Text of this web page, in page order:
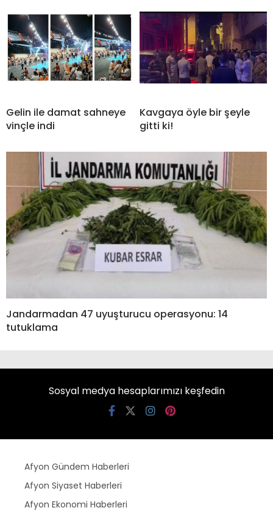
Gelin ile damat sahneye
vinçle indi
Kavgaya öyle bir şeyle
gitti ki!
Jandarmadan 47 uyuşturucu operasyonu: 14
tutuklama
Sosyal medya hesaplarımızı keşfedin
Afyon Gündem Haberleri
Afyon Siyaset Haberleri
Afyon Ekonomi Haberleri